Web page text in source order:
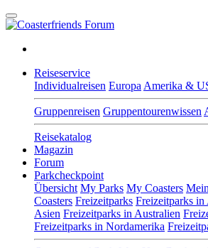
Reiseservice
Individualreisen Europa Amerika &
Gruppenreisen Gruppentourenwissen
Reisekatalog
Magazin
Forum
Parkcheckpoint
Übersicht My Parks My Coasters
Coasters Freizeitparks Freizeitparks
Asien Freizeitparks in Australien
Freizeitparks in Nordamerika